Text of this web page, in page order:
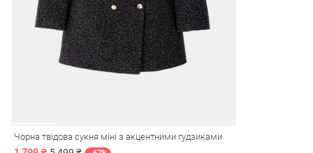
СарафаниНа
Чорна твідова сукня міні з акцентними гудзиками